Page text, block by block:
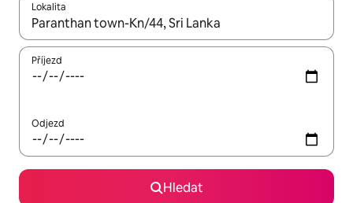
Lokalita
Až budou výsledky k dispozici, můžeš si je procházet pomocí
Příjezd
Odjezd
Hledat